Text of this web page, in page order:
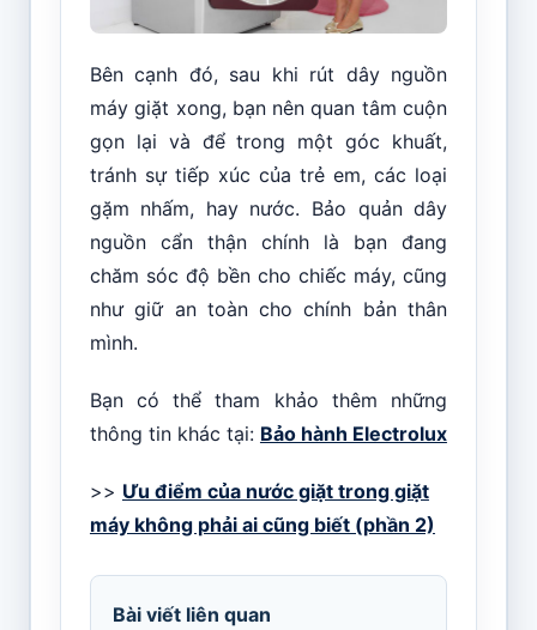
Bên cạnh đó, sau khi rút dây nguồn
máy giặt xong, bạn nên quan tâm cuộn
gọn lại và để trong một góc khuất,
tránh sự tiếp xúc của trẻ em, các loại
gặm nhấm, hay nước. Bảo quản dây
nguồn cẩn thận chính là bạn đang
chăm sóc độ bền cho chiếc máy, cũng
như giữ an toàn cho chính bản thân
mình.
Bạn có thể tham khảo thêm những
thông tin khác tại: Bảo hành Electrolux
>> Ưu điểm của nước giặt trong giặt
máy không phải ai cũng biết (phần 2)
Bài viết liên quan